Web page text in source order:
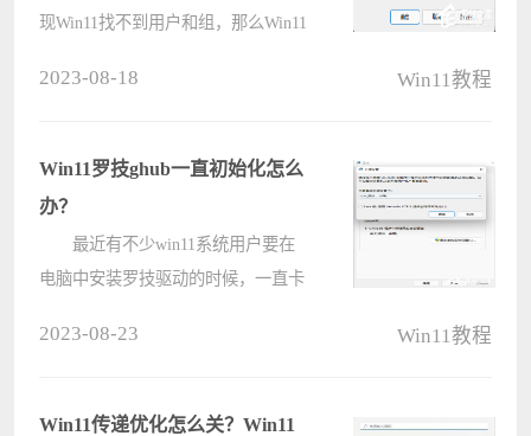
现Win11找不到用户和组，那么Win11
方法： 1、桌面中，右击“开????
2023-08-18 Win11教程
Win11罗技ghub一直初始化怎么
办？
最近有不少win11系统用户要在
电脑中安装罗技驱动的时候，一直卡
看。 解决方法： 1、首先去
2023-08-23 Win11教程
Win11传递优化怎么关？Win11